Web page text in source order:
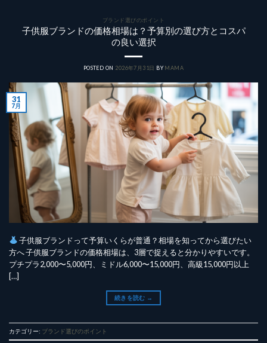
ブランド選びのポイント
子供服ブランドの価格相場は？予算別の選び方とコスパ
の良い選択
POSTED ON 2026年7月31日 BY MAMA
31
7月
子供服ブランドって予算いくらが普通？相場を知ってから選びたい
方へ 子供服ブランドの価格相場は、3層で捉えると分かりやすいです。
プチプラ2,000〜5,000円、ミドル6,000〜15,000円、高級15,000円以上
[…]
続きを読む →
カテゴリー: ブランド選びのポイント